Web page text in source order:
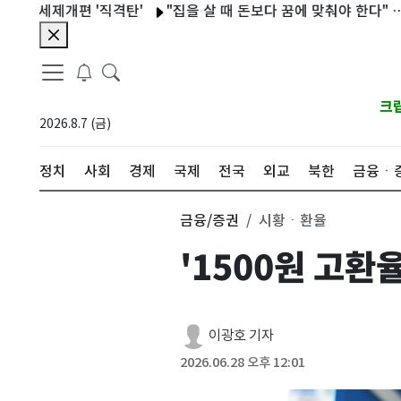
개편 '직격탄' "집을 살 때 돈보다 꿈에 맞춰야 한다" … 낡은
2026.8.7 (금)
크
정치 사회 경제 국제 전국 외교 북한 금융ㆍ
금융/증권 시황ㆍ환율
'1500원 고환
이광호 기자
2026.06.28 오후 12:01